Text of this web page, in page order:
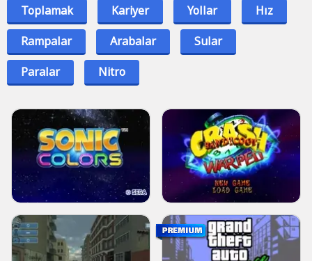
Toplamak Kariyer Yollar
Hız
Rampalar
Arabalar
Sular
Paralar
Nitro